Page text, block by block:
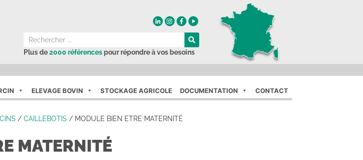
Plus de2000 référencespour répondre à vos besoins
ELEVAGE BOVIN STOCKAGE AGRICOLE DOCUMENTATION CONTACT
/ CAILLEBOTIS / MODULE BIEN ETRE MATERNITÉ
MATERNITÉ